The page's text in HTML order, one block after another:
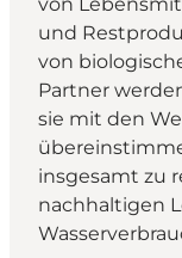
und
von
Partner
sie mit den
insgesamt zu
nachhaltigen